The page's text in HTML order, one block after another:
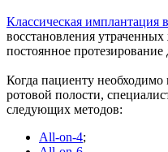
Классическая имплантация
восстановления
постоянное
Когда пациенту
ротовой полости,
следующих методов:
All-on-4;